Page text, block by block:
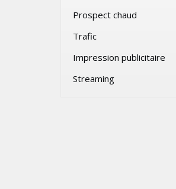
Prospect chaud
Trafic
Impression publicitaire
Streaming